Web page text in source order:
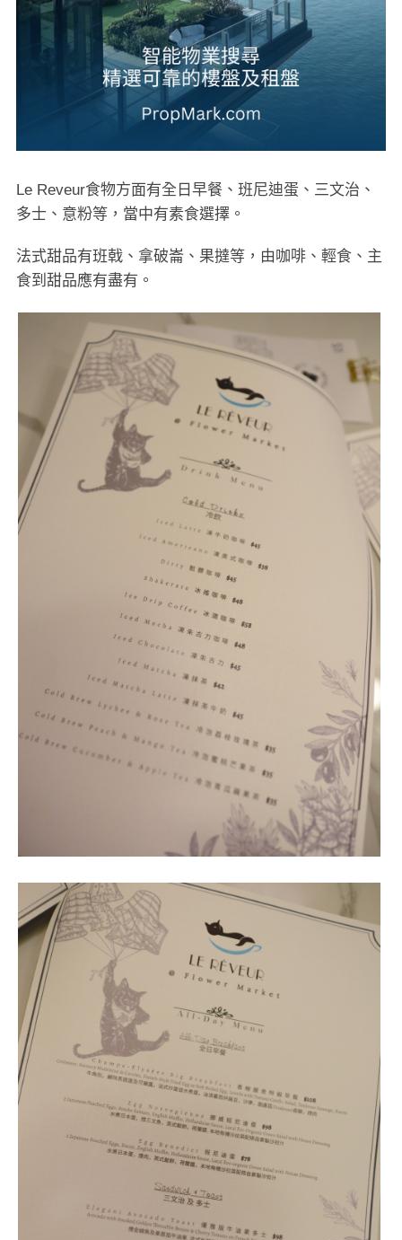
Le Reveur食物方面有全日早餐、班尼迪蛋、三文治、
多士、意粉等，當中有素食選擇。
法式甜品有班戟、拿破崙、果撻等，由咖啡、輕食、主
食到甜品應有盡有。